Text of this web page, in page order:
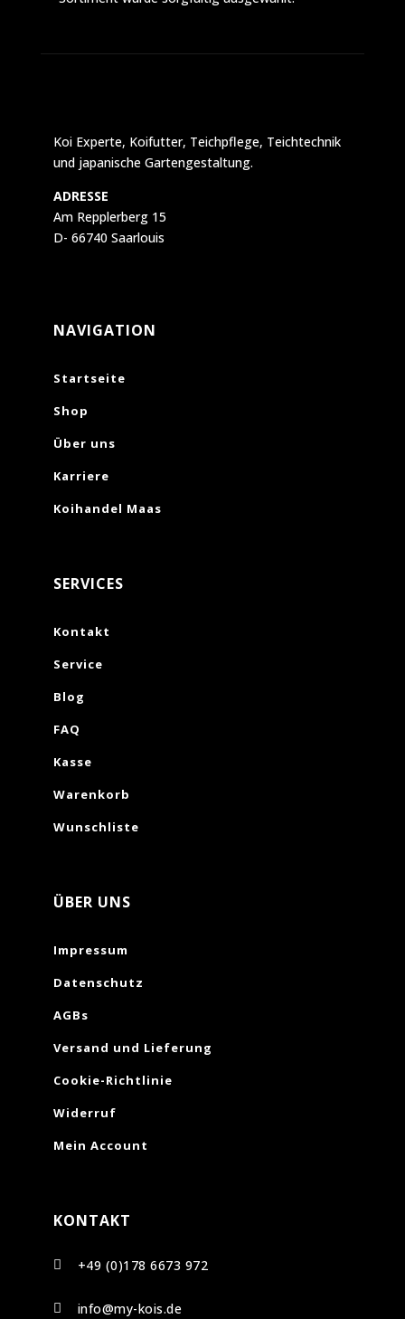
Koi Experte, Koifutter, Teichpflege, Teichtechnik
und japanische Gartengestaltung.
ADRESSE
Am Repplerberg 15
D- 66740 Saarlouis
NAVIGATION
Startseite
Shop
Über uns
Karriere
Koihandel Maas
SERVICES
Kontakt
Service
Blog
FAQ
Kasse
Warenkorb
Wunschliste
ÜBER UNS
Impressum
Datenschutz
AGBs
Versand und Lieferung
Cookie-Richtlinie
Widerruf
Mein Account
KONTAKT
 +49 (0)178 6673 972
 info@my-kois.de